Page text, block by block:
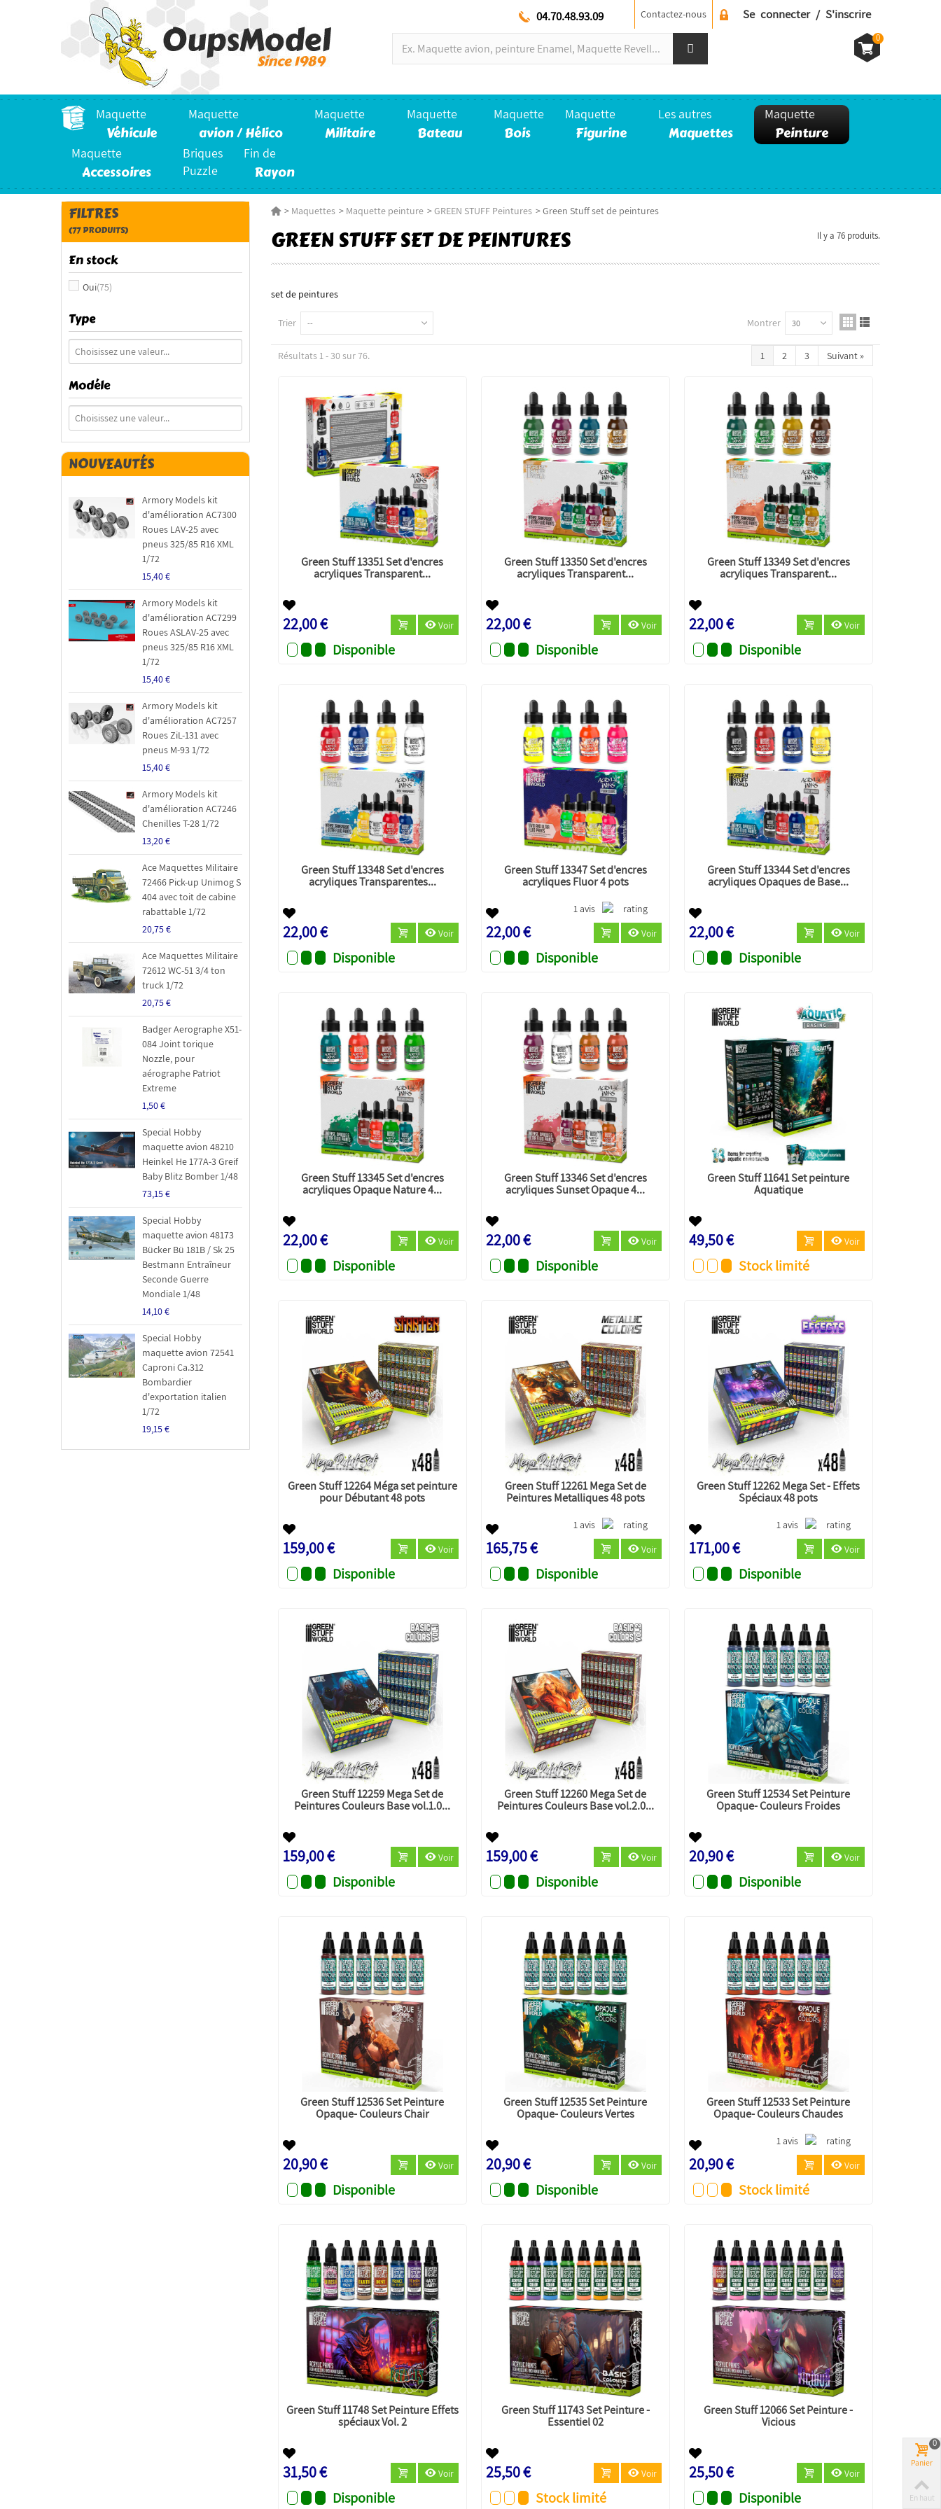
Se connecter / S'inscrire
Contactez-nous
04.70.48.93.09
0
Maquette
Véhicule
Maquette
avion / Hélico
Maquette
Militaire
Maquette
Bateau
Maquette
Bois
Maquette
Figurine
Les autres
Maquettes
Maquette
Peinture
Maquette
Accessoires
Briques
Puzzle
Fin de
Rayon
FILTRES
(77 PRODUITS)
En stock
Oui(75)
Type
Modéle
NOUVEAUTÉS
Armory Models kit
d'amélioration AC7300
Roues LAV-25 avec
pneus 325/85 R16 XML
1/72
15,40 €
Armory Models kit
d'amélioration AC7299
Roues ASLAV-25 avec
pneus 325/85 R16 XML
1/72
15,40 €
Armory Models kit
d'amélioration AC7257
Roues ZiL-131 avec
pneus M-93 1/72
15,40 €
Armory Models kit
d'amélioration AC7246
Chenilles T-28 1/72
13,20 €
Ace Maquettes Militaire
72466 Pick-up Unimog S
404 avec toit de cabine
rabattable 1/72
20,75 €
Ace Maquettes Militaire
72612 WC-51 3/4 ton
truck 1/72
20,75 €
Badger Aerographe X51-
084 Joint torique
Nozzle, pour
aérographe Patriot
Extreme
1,50 €
Special Hobby
maquette avion 48210
Heinkel He 177A-3 Greif
Baby Blitz Bomber 1/48
73,15 €
Special Hobby
maquette avion 48173
Bücker Bü 181B / Sk 25
Bestmann Entraîneur
Seconde Guerre
Mondiale 1/48
14,10 €
Special Hobby
maquette avion 72541
Caproni Ca.312
Bombardier
d'exportation italien
1/72
19,15 €
> Maquettes > Maquette peinture >GREEN STUFF Peintures >Green Stuff set de peintures
GREEN STUFF SET DE PEINTURES Il y a 76 produits.
set de peintures
Trier -- Montrer 30
1 2 3 Suivant »
Résultats 1 - 30 sur 76.
Green Stuff 13351 Set d'encres
acryliques Transparent...
22,00 € Voir
Disponible
Green Stuff 13350 Set d'encres
acryliques Transparent...
22,00 € Voir
Disponible
Green Stuff 13349 Set d'encres
acryliques Transparent...
22,00 € Voir
Disponible
Green Stuff 13348 Set d'encres
acryliques Transparentes...
22,00 € Voir
Disponible
Green Stuff 13347 Set d'encres
acryliques Fluor 4 pots
1 avis
22,00 € Voir
Disponible
Green Stuff 13344 Set d'encres
acryliques Opaques de Base...
22,00 € Voir
Disponible
Green Stuff 13345 Set d'encres
acryliques Opaque Nature 4...
22,00 € Voir
Disponible
Green Stuff 13346 Set d'encres
acryliques Sunset Opaque 4...
22,00 € Voir
Disponible
Green Stuff 11641 Set peinture
Aquatique
49,50 € Voir
Stock limité
Green Stuff 12264 Méga set peinture
pour Débutant 48 pots
159,00 € Voir
Disponible
Green Stuff 12261 Mega Set de
Peintures Metalliques 48 pots
1 avis
165,75 € Voir
Disponible
Green Stuff 12262 Mega Set - Effets
Spéciaux 48 pots
1 avis
171,00 € Voir
Disponible
Green Stuff 12259 Mega Set de
Peintures Couleurs Base vol.1.0...
159,00 € Voir
Disponible
Green Stuff 12260 Mega Set de
Peintures Couleurs Base vol.2.0...
159,00 € Voir
Disponible
Green Stuff 12534 Set Peinture
Opaque- Couleurs Froides
20,90 € Voir
Disponible
Green Stuff 12536 Set Peinture
Opaque- Couleurs Chair
20,90 € Voir
Disponible
Green Stuff 12535 Set Peinture
Opaque- Couleurs Vertes
20,90 € Voir
Disponible
Green Stuff 12533 Set Peinture
Opaque- Couleurs Chaudes
1 avis
20,90 € Voir
Stock limité
Green Stuff 11748 Set Peinture Effets
spéciaux Vol. 2
31,50 € Voir
Disponible
Green Stuff 11743 Set Peinture -
Essentiel 02
25,50 € Voir
Stock limité
Green Stuff 12066 Set Peinture -
Vicious
25,50 € Voir
Disponible
Panier
0
En haut